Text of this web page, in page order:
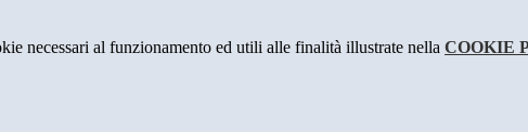
necessari al funzionamento ed utili alle finalità illustrate nella COOKIE